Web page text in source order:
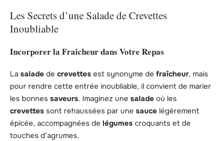
Les Secrets d’une Salade de Crevettes
Inoubliable
Incorporer la Fraîcheur dans Votre Repas
La salade de crevettes est synonyme de fraîcheur, mais
pour rendre cette entrée inoubliable, il convient de marier
les bonnes saveurs. Imaginez une salade où les
crevettes sont rehaussées par une sauce légèrement
épicée, accompagnées de légumes croquants et de
touches d’agrumes.